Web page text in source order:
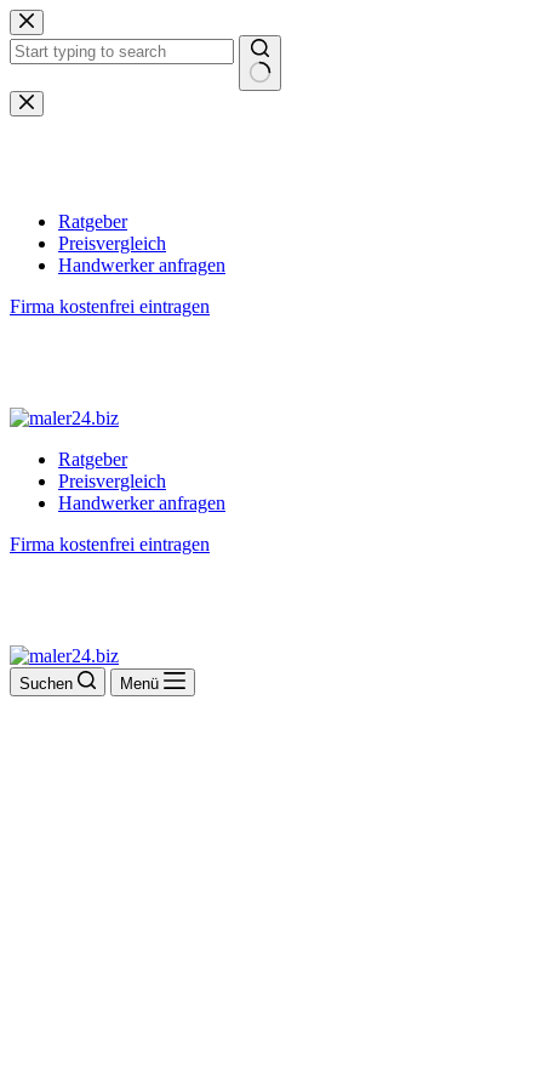
Zum
Inhalt
springen
Keine
Ergebnisse
Ratgeber
Preisvergleich
Handwerker anfragen
Firma kostenfrei eintragen
Ratgeber
Preisvergleich
Handwerker anfragen
Firma kostenfrei eintragen
Suchen Menü